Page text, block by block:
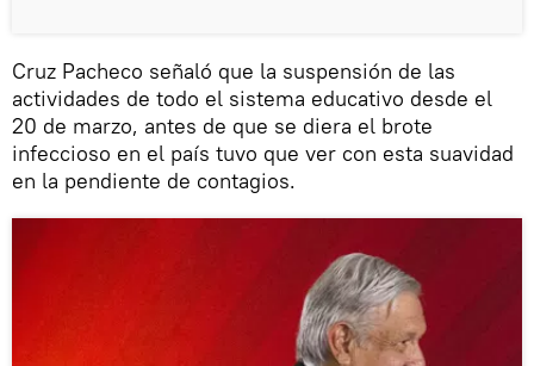
Cruz Pacheco señaló que la suspensión de las
actividades de todo el sistema educativo desde el
20 de marzo, antes de que se diera el brote
infeccioso en el país tuvo que ver con esta suavidad
en la pendiente de contagios.